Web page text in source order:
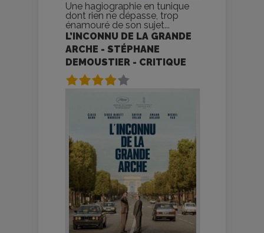
Une hagiographie en tunique
dont rien ne dépasse, trop
énamouré de son sujet...
L’INCONNU DE LA GRANDE
ARCHE - STÉPHANE
DEMOUSTIER - CRITIQUE